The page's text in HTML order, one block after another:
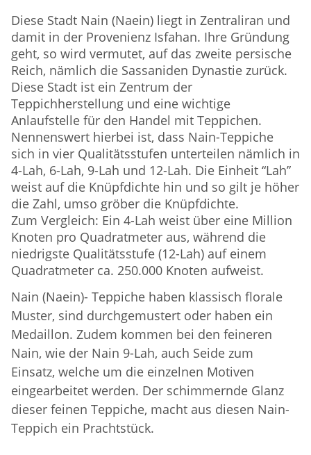
Diese Stadt Nain (Naein) liegt in Zentraliran und
damit in der Provenienz Isfahan. Ihre Gründung
geht, so wird vermutet, auf das zweite persische
Reich, nämlich die Sassaniden Dynastie zurück.
Diese Stadt ist ein Zentrum der
Teppichherstellung und eine wichtige
Anlaufstelle für den Handel mit Teppichen.
Nennenswert hierbei ist, dass Nain-Teppiche
sich in vier Qualitätsstufen unterteilen nämlich in
4-Lah, 6-Lah, 9-Lah und 12-Lah. Die Einheit “Lah”
weist auf die Knüpfdichte hin und so gilt je höher
die Zahl, umso gröber die Knüpfdichte.
Zum Vergleich: Ein 4-Lah weist über eine Million
Knoten pro Quadratmeter aus, während die
niedrigste Qualitätsstufe (12-Lah) auf einem
Quadratmeter ca. 250.000 Knoten aufweist.
Nain (Naein)- Teppiche haben klassisch florale
Muster, sind durchgemustert oder haben ein
Medaillon. Zudem kommen bei den feineren
Nain, wie der Nain 9-Lah, auch Seide zum
Einsatz, welche um die einzelnen Motiven
eingearbeitet werden. Der schimmernde Glanz
dieser feinen Teppiche, macht aus diesen Nain-
Teppich ein Prachtstück.